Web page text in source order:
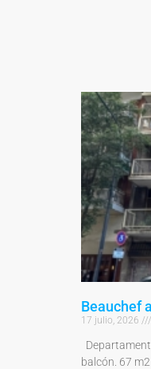
Beauchef
17 julio, 2026
balcón. 67